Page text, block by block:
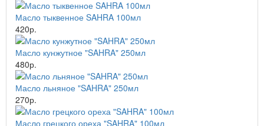
Масло тыквенное SAHRA 100мл
420р.
Масло кунжутное "SAHRA" 250мл
480р.
Масло льняное "SAHRA" 250мл
270р.
Масло грецкого ореха "SAHRA" 100мл